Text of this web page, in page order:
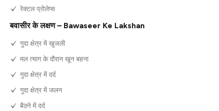
रेक्टल प्रोलेप्स
बवासीर के लक्षण – Bawaseer Ke Lakshan
गुदा क्षेत्र में खुजली
मल त्याग के दौरान खून बहना
गुदा क्षेत्र में दर्द
गुदा क्षेत्र में जलन
बैठने में दर्द